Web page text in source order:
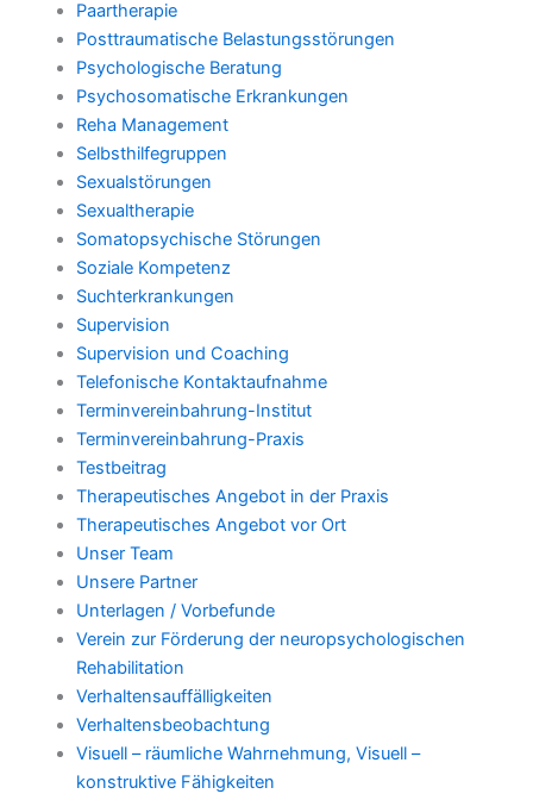
Paartherapie
Posttraumatische Belastungsstörungen
Psychologische Beratung
Psychosomatische Erkrankungen
Reha Management
Selbsthilfegruppen
Sexualstörungen
Sexualtherapie
Somatopsychische Störungen
Soziale Kompetenz
Suchterkrankungen
Supervision
Supervision und Coaching
Telefonische Kontaktaufnahme
Terminvereinbahrung-Institut
Terminvereinbahrung-Praxis
Testbeitrag
Therapeutisches Angebot in der Praxis
Therapeutisches Angebot vor Ort
Unser Team
Unsere Partner
Unterlagen / Vorbefunde
Verein zur Förderung der neuropsychologischen
Rehabilitation
Verhaltensauffälligkeiten
Verhaltensbeobachtung
Visuell – räumliche Wahrnehmung, Visuell –
konstruktive Fähigkeiten